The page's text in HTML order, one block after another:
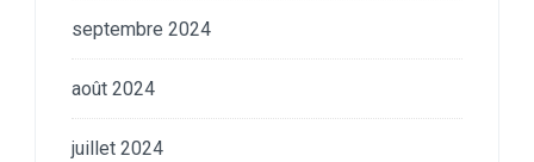
septembre 2024
août 2024
juillet 2024